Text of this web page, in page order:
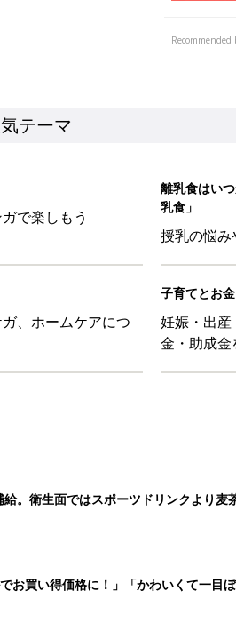
Recommended
テーマ
で楽しもう
離乳食はい
乳食」
授乳の悩
、ホームケアにつ
子育てとお金
妊娠・出
金・助成金
。衛生面ではスポーツドリンクより麦
？【専門家監修】
お買い得価格に！」「かわいくて一目